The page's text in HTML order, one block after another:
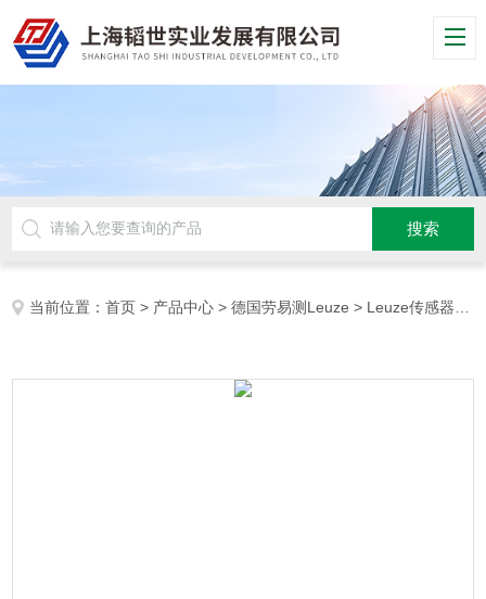
当前位置：首页 > 产品中心 >德国劳易测Leuze > Leuze传感器>